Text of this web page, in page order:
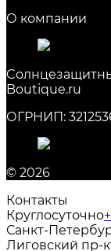
О компании
Boutique.ru
ОГРНИП:
© 2026
Контакты
Круглосуточно
Санкт-
Лиговский пр-